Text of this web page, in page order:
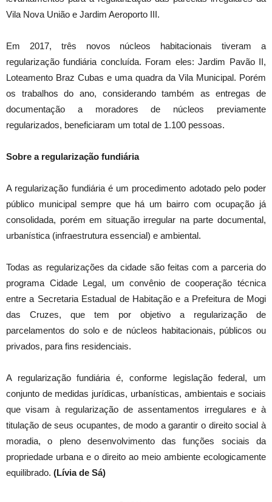
Vila Nova União e Jardim Aeroporto III.
Em 2017, três novos núcleos habitacionais tiveram a
regularização fundiária concluída. Foram eles: Jardim Pavão II,
Loteamento Braz Cubas e uma quadra da Vila Municipal. Porém
os trabalhos do ano, considerando também as entregas de
documentação a moradores de núcleos previamente
regularizados, beneficiaram um total de 1.100 pessoas.
Sobre a regularização fundiária
A regularização fundiária é um procedimento adotado pelo poder
público municipal sempre que há um bairro com ocupação já
consolidada, porém em situação irregular na parte documental,
urbanística (infraestrutura essencial) e ambiental.
Todas as regularizações da cidade são feitas com a parceria do
programa Cidade Legal, um convênio de cooperação técnica
entre a Secretaria Estadual de Habitação e a Prefeitura de Mogi
das Cruzes, que tem por objetivo a regularização de
parcelamentos do solo e de núcleos habitacionais, públicos ou
privados, para fins residenciais.
A regularização fundiária é, conforme legislação federal, um
conjunto de medidas jurídicas, urbanísticas, ambientais e sociais
que visam à regularização de assentamentos irregulares e à
titulação de seus ocupantes, de modo a garantir o direito social à
moradia, o pleno desenvolvimento das funções sociais da
propriedade urbana e o direito ao meio ambiente ecologicamente
equilibrado. (Lívia de Sá)